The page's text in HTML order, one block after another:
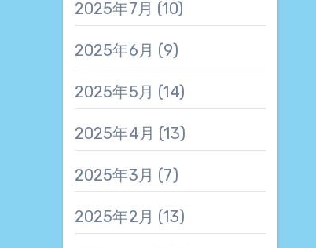
2025年7月 (10)
2025年6月 (9)
2025年5月 (14)
2025年4月 (13)
2025年3月 (7)
2025年2月 (13)